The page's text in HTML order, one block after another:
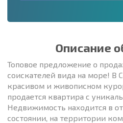
Описание
Топовое предложение о
соискателей вида на море! В
красивом и живописном
продается квартира с
Недвижимость находится в
состоянии, на территории